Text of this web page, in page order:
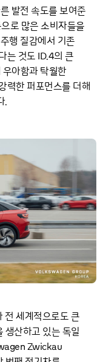
발전 속도를 보여준
로 많은 소비자들을
행 질감에서 기존
는 것도 ID.4의 큰
우아함과 탁월한
력한 퍼포먼스를 더해
.
전 세계적으로도 큰
생산하고 있는 독일
Zwickau